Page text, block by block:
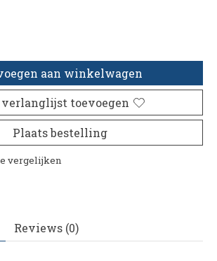
aan winkelwagen
toevoegen
Plaats bestelling
vergelijken
Reviews (0)